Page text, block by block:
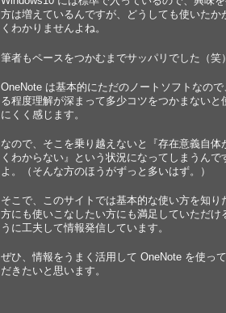
方は増えているんですが、どうしても使いたか
くわかりませんよね。
筆者もペースをつかむまでサッパリでした（笑
OneNote は基本的にただのノートソフトなので
る程度理解が深まって多少コツをつかまないと
にくく感じます。
なので、そこを乗り越えないと『存在意義自体
くわからない』という状況になってしまうんで
よ。（そんな方のほうがずっと多いはず。）
そこで、このサイトでは基本的な使い方を知り
方にも使いこなしたい方にも満足していただけ
うに工夫して情報発信しています。
ぜひ、情報をうまく活用して OneNote を使っ
だきたいと思います。